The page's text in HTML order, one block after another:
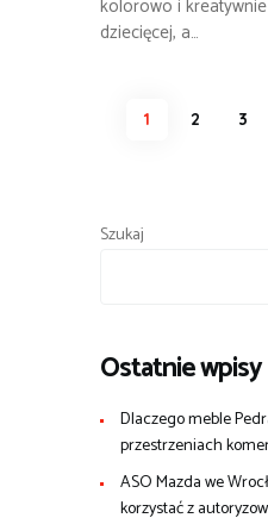
kolorowo i
dziecięcej, a…
Stronicowanie
PAGE
1 PAGE
2 PAGE
3
Szukaj
Ostatnie wpisy
Dlaczego meble
przestrzeniach
ASO Mazda we
korzystać z